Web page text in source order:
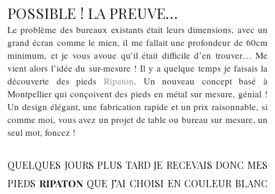
POSSIBLE ! LA PREUVE…
Le problème des bureaux existants était leurs dimensions, avec un
grand écran comme le mien, il me fallait une profondeur de 60cm
minimum, et je vous avoue qu’il était difficile d’en trouver… Me
vient alors l’idée du sur-mesure ! Il y a quelque temps je faisais la
découverte des pieds Ripaton. Un nouveau concept basé à
Montpellier qui conçoivent des pieds en métal sur mesure, génial !
Un design élégant, une fabrication rapide et un prix raisonnable, si
comme moi, vous avez un projet de table ou bureau sur mesure, un
seul mot, foncez !
QUELQUES JOURS PLUS TARD JE RECEVAIS DONC MES
PIEDS RIPATON QUE J’AI CHOISI EN COULEUR BLANC